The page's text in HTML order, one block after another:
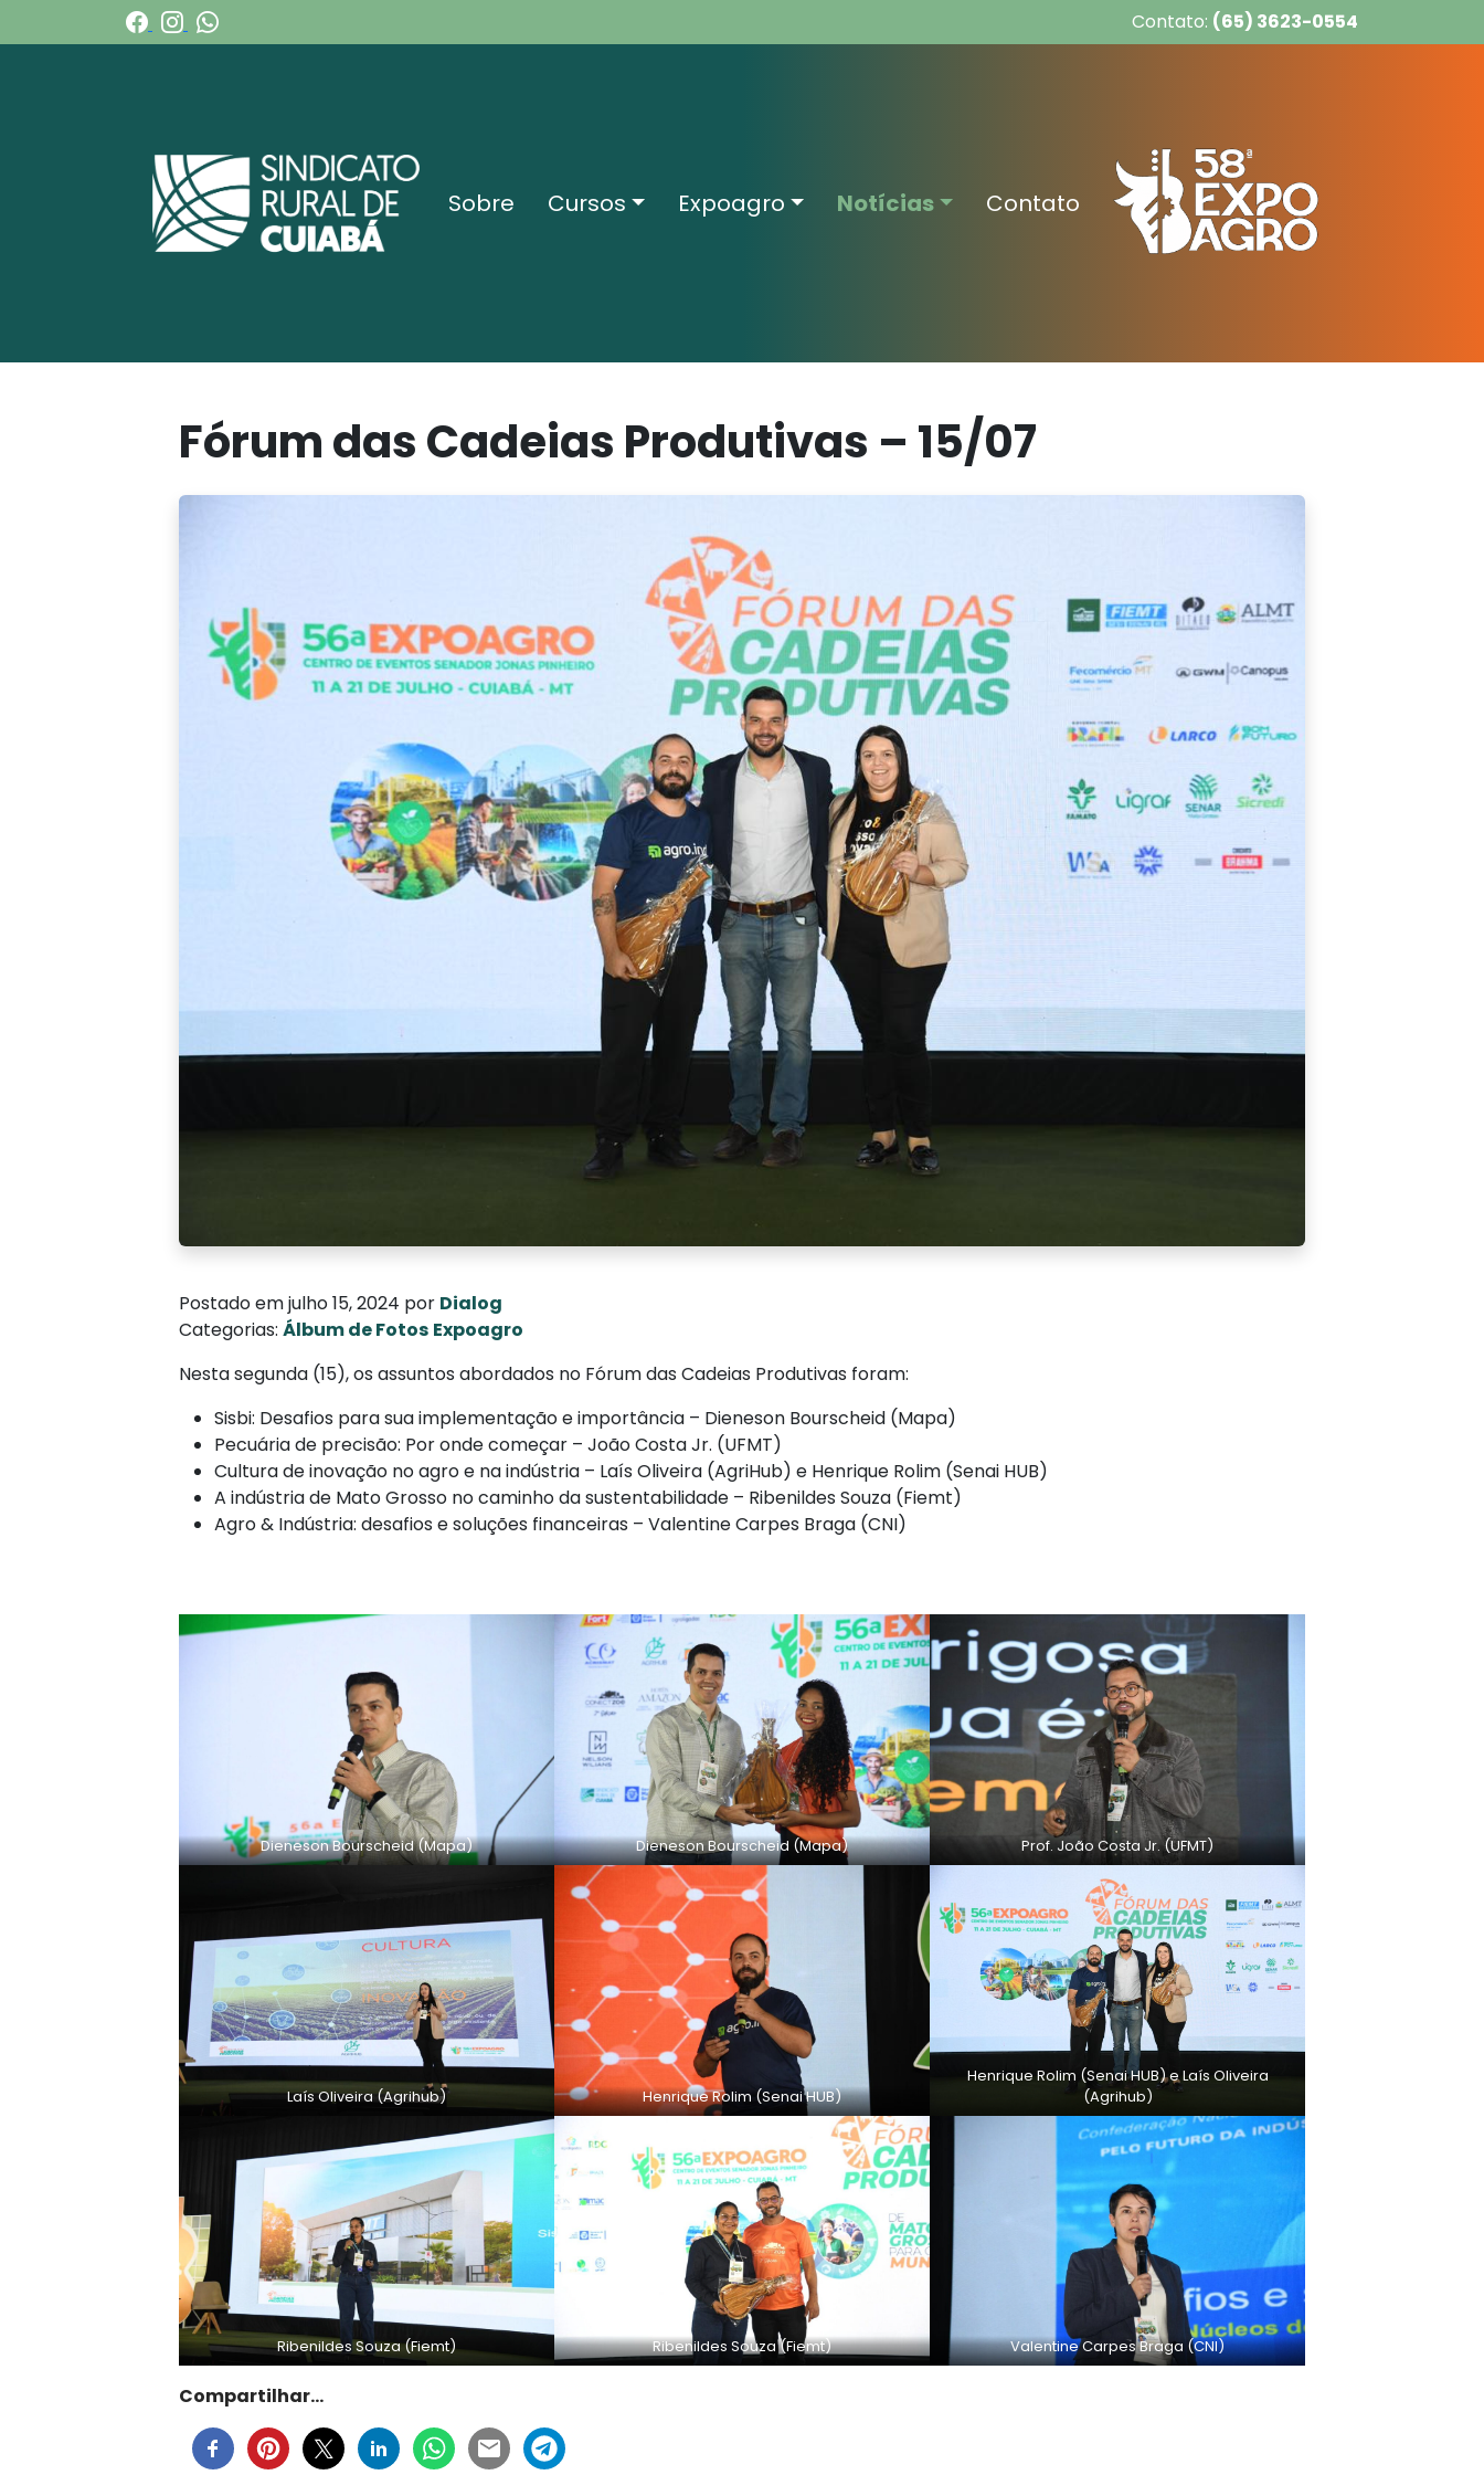
Contato: (65) 3623-0554
Sobre Cursos Expoagro Notícias Contato
Fórum das Cadeias Produtivas – 15/07
Postado em julho 15, 2024 por Dialog
Categorias: Álbum de Fotos Expoagro
Nesta segunda (15), os assuntos abordados no Fórum das Cadeias Produtivas foram:
Sisbi: Desafios para sua implementação e importância – Dieneson Bourscheid (Mapa)
Pecuária de precisão: Por onde começar – João Costa Jr. (UFMT)
Cultura de inovação no agro e na indústria – Laís Oliveira (AgriHub) e Henrique Rolim (Senai HUB)
A indústria de Mato Grosso no caminho da sustentabilidade – Ribenildes Souza (Fiemt)
Agro & Indústria: desafios e soluções financeiras – Valentine Carpes Braga (CNI)
Dieneson Bourscheid (Mapa) Dieneson Bourscheid (Mapa) Prof. João Costa Jr. (UFMT)
Laís Oliveira (Agrihub) Henrique Rolim (Senai HUB)
Henrique Rolim (Senai HUB) e Laís Oliveira
(Agrihub)
Ribenildes Souza (Fiemt) Ribenildes Souza (Fiemt) Valentine Carpes Braga (CNI)
Compartilhar…